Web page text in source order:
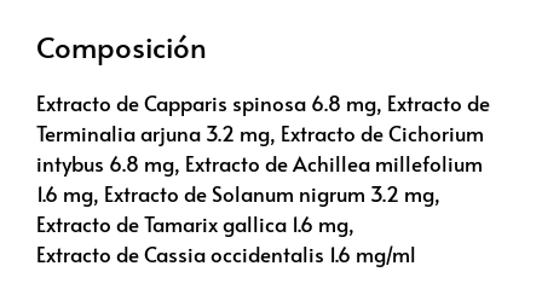
Composición
Extracto de Capparis spinosa 6.8 mg, Extracto de
Terminalia arjuna 3.2 mg, Extracto de Cichorium
intybus 6.8 mg, Extracto de Achillea millefolium
1.6 mg, Extracto de Solanum nigrum 3.2 mg,
Extracto de Tamarix gallica 1.6 mg,
Extracto de Cassia occidentalis 1.6 mg/ml